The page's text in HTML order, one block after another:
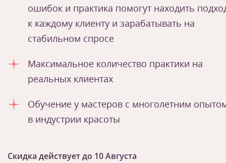
ошибок и практика помогут находить
к каждому клиенту и зарабатывать на
стабильном спросе
Максимальное количество практики на
реальных клиентах
Обучение у мастеров с многолетним
в индустрии красоты
Скидка действует до 10 Августа